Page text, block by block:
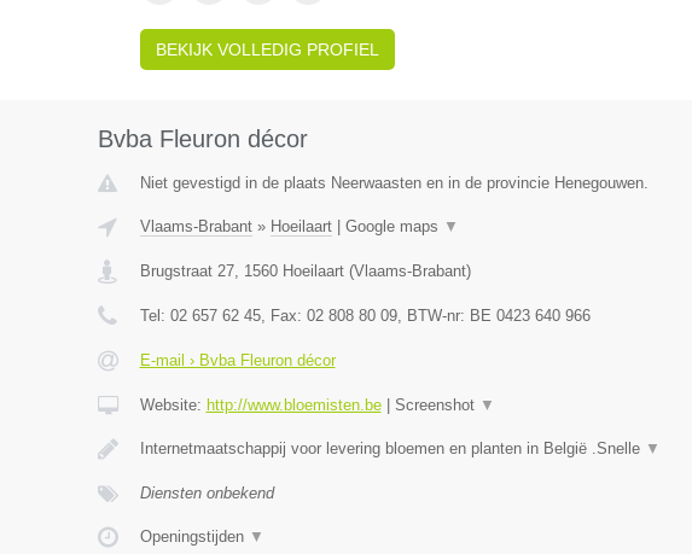
BEKIJK VOLLEDIG PROFIEL
Bvba Fleuron décor
Niet gevestigd in de plaats Neerwaasten en in de provincie Henegouwen.
Vlaams-Brabant» Hoeilaart| Google maps ▼
Brugstraat 27, 1560 Hoeilaart(Vlaams-Brabant)
Tel: 02 657 62 45, Fax: 02 808 80 09, BTW-nr: BE 0423 640 966
E-mail › Bvba Fleuron décor
Website: http://www.bloemisten.be| Screenshot ▼
Internetmaatschappij voor levering bloemen en planten in België .Snelle ▼
Diensten onbekend
Openingstijden ▼